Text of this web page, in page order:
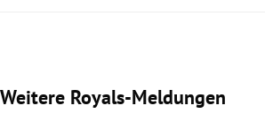
Weitere Royals-Meldungen